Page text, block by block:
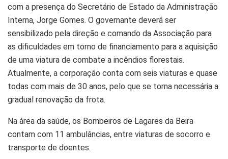
com a presença do Secretário de Estado da Administração
Interna, Jorge Gomes. O governante deverá ser
sensibilizado pela direção e comando da Associação para
as dificuldades em torno de financiamento para a aquisição
de uma viatura de combate a incêndios florestais.
Atualmente, a corporação conta com seis viaturas e quase
todas com mais de 30 anos, pelo que se torna necessária a
gradual renovação da frota.
Na área da saúde, os Bombeiros de Lagares da Beira
contam com 11 ambulâncias, entre viaturas de socorro e
transporte de doentes.